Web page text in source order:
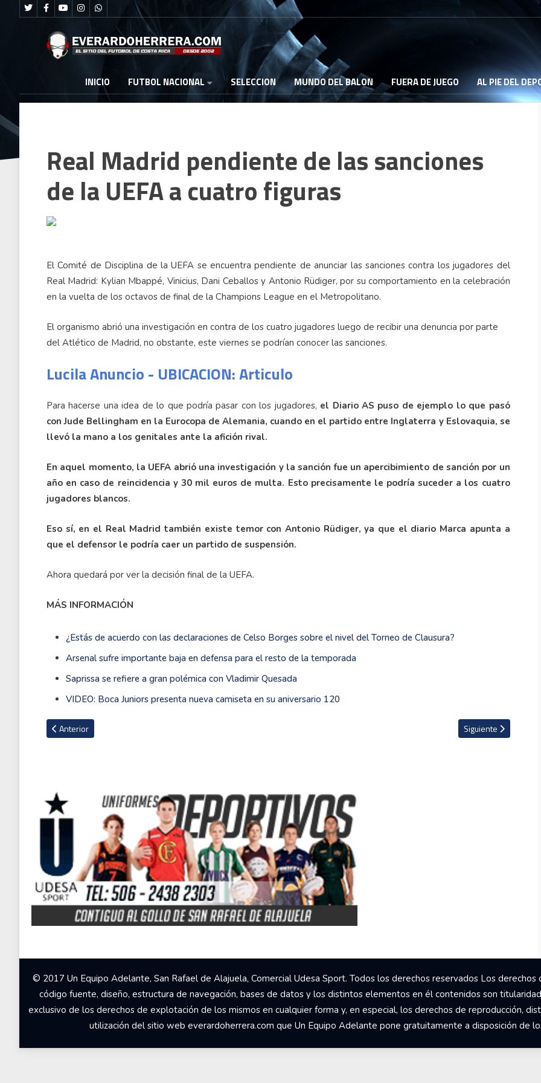
INICIO FUTBOL NACIONAL SELECCION MUNDO DEL BALON FUERA DE JUEGO AL PIE DEL
Real Madrid pendiente de las sanciones
de la UEFA a cuatro figuras
El Comité de Disciplina de la UEFA se encuentra pendiente de anunciar las sanciones contra los jugadores del
Real Madrid: Kylian Mbappé, Vinicius, Dani Ceballos y Antonio Rüdiger, por su comportamiento en la celebración
en la vuelta de los octavos de final de la Champions League en el Metropolitano.
El organismo abrió una investigación en contra de los cuatro jugadores luego de recibir una denuncia por parte
del Atlético de Madrid, no obstante, este viernes se podrían conocer las sanciones.
Lucila Anuncio - UBICACION: Articulo
Para hacerse una idea de lo que podría pasar con los jugadores, el Diario AS puso de ejemplo lo que pasó
con Jude Bellingham en la Eurocopa de Alemania, cuando en el partido entre Inglaterra y Eslovaquia, se
llevó la mano a los genitales ante la afición rival.
En aquel momento, la UEFA abrió una investigación y la sanción fue un apercibimiento de sanción por un
año en caso de reincidencia y 30 mil euros de multa. Esto precisamente le podría suceder a los cuatro
jugadores blancos.
Eso sí, en el Real Madrid también existe temor con Antonio Rüdiger, ya que el diario Marca apunta a
que el defensor le podría caer un partido de suspensión.
Ahora quedará por ver la decisión final de la UEFA.
MÁS INFORMACIÓN
¿Estás de acuerdo con las declaraciones de Celso Borges sobre el nivel del Torneo de Clausura?
Arsenal sufre importante baja en defensa para el resto de la temporada
Saprissa se refiere a gran polémica con Vladimir Quesada
VIDEO: Boca Juniors presenta nueva camiseta en su aniversario 120
Artículo anterior: Ezequiel Lavezzi y sus llamativas confesiones
Anterior Artículo siguiente:
Siguiente
© 2017 Un Equipo Adelante, San Rafael de Alajuela, Comercial Udesa Sport. Todos los derechos reservados Los
código fuente, diseño, estructura de navegación, bases de datos y los distintos elementos en él contenidos son
exclusivo de los derechos de explotación de los mismos en cualquier forma y, en especial, los derechos de reproducción,
utilización del sitio web everardoherrera.com que Un Equipo Adelante pone gratuitamente a disposición de